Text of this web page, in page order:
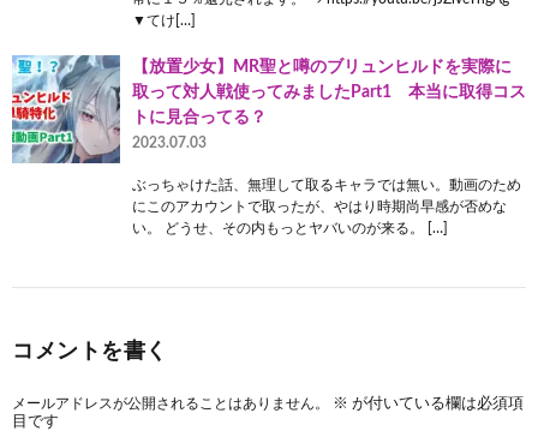
▼てけ[…]
【放置少女】MR聖と噂のブリュンヒルドを実際に
取って対人戦使ってみましたPart1 本当に取得コス
トに見合ってる？
2023.07.03
ぶっちゃけた話、無理して取るキャラでは無い。動画のため
にこのアカウントで取ったが、やはり時期尚早感が否めな
い。 どうせ、その内もっとヤバいのが来る。 […]
コメントを書く
メールアドレスが公開されることはありません。 ※ が付いている欄は必須項
目です